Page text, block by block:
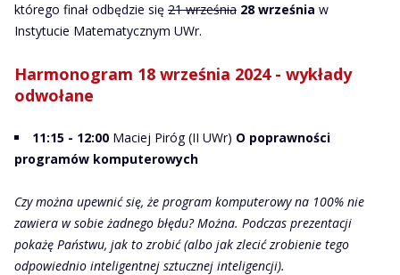
którego finał odbędzie się 21 września 28 września w
Instytucie Matematycznym UWr.
Harmonogram 18 września 2024 - wykłady
odwołane
11:15 - 12:00 Maciej Piróg (II UWr) O poprawności
programów komputerowych
Czy można upewnić się, że program komputerowy na 100% nie
zawiera w sobie żadnego błędu? Można. Podczas prezentacji
pokażę Państwu, jak to zrobić (albo jak zlecić zrobienie tego
odpowiednio inteligentnej sztucznej inteligencji).